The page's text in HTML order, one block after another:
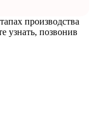
производства
узнать, позвонив